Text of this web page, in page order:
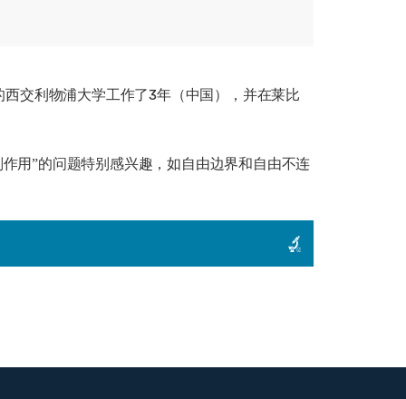
交利物浦大学工作了3年（中国），并在莱比
用”的问题特别感兴趣，如自由边界和自由不连